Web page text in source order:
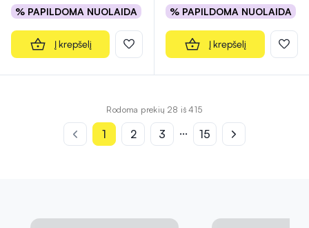
% PAPILDOMA NUOLAIDA
Į krepšelį
% PAPILDOMA NUOLAIDA
Į krepšelį
Rodoma prekių 28 iš 415
1 2 3 ... 15